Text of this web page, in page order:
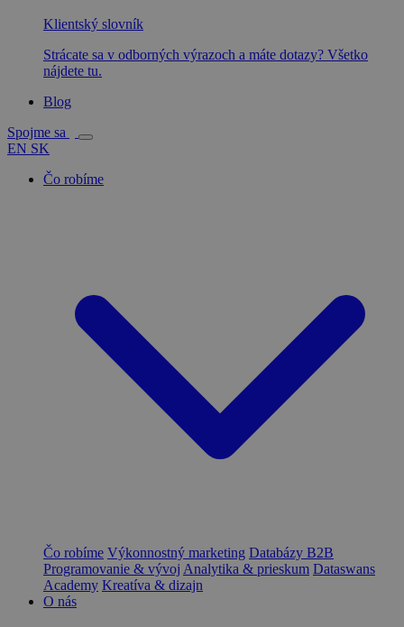
Klientský slovník
Strácate sa v odborných výrazoch a máte dotazy? Všetko
nájdete tu.
Blog
Spojme sa
EN SK
Čo robíme
Čo robíme Výkonnostný marketing Databázy B2B
Programovanie & vývoj Analytika & prieskum Dataswans
Academy Kreatíva & dizajn
O nás